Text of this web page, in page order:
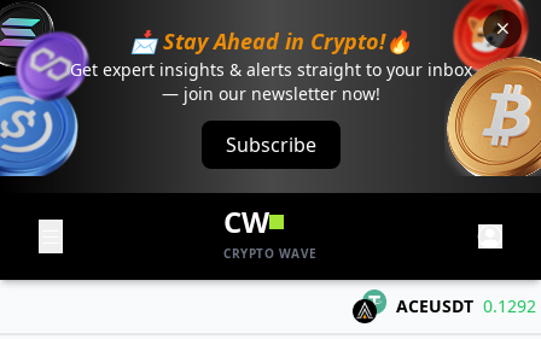
📩 Stay Ahead in Crypto!🔥
Get expert insights & alerts straight to your inbox
— join our newsletter now!
Subscribe
CW
CRYPTO WAVE
ACEUSDT 0.1292